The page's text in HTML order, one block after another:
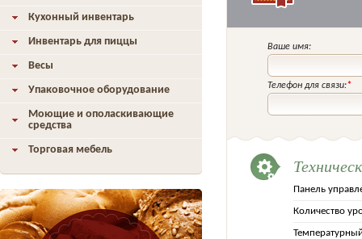
Ваше имя:
Телефон для связи:*
Панель
Количество
Кухонный инвентарь
Инвентарь для пиццы
Весы
Упаковочное оборудование
Моющие и ополаскивающие
средства
Торговая мебель